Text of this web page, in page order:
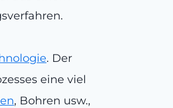
. Der
eine viel
, Bohren usw.,